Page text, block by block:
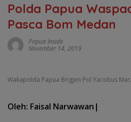
Polda Papua
Pasca Bom Medan
Papua Inside
November 14, 2019
Wakapolda Papua Brigjen Pol Yacobus
Oleh: Faisal Narwawan|